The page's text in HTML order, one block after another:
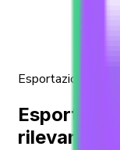
Esportazioni
rilevanti